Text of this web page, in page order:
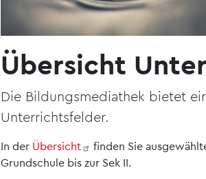
Übersicht
Die Bildungsmediathek bietet
Unterrichtsfelder.
In der Übersicht
finden Sie
Grundschule bis zur Sek II.